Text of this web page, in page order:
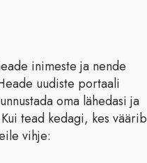
inimeste ja nende
uudiste portaali
oma lähedasi ja
tead kedagi, kes väärib
vihje: